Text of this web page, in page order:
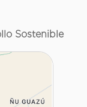
Sostenible